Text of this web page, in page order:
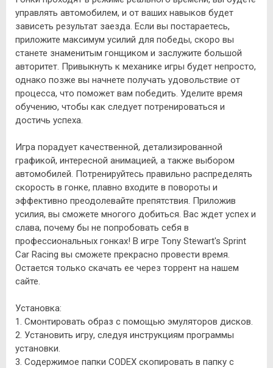
управлять автомобилем, и от ваших навыков будет
зависеть результат заезда. Если вы постараетесь,
приложите максимум усилий для победы, скоро вы
станете знаменитым гонщиком и заслужите большой
авторитет. Привыкнуть к механике игры будет непросто,
однако позже вы начнете получать удовольствие от
процесса, что поможет вам победить. Уделите время
обучению, чтобы как следует потренироваться и
достичь успеха.
Игра порадует качественной, детализированной
графикой, интересной анимацией, а также выбором
автомобилей. Потренируйтесь правильно распределять
скорость в гонке, плавно входите в повороты и
эффективно преодолевайте препятствия. Приложив
усилия, вы сможете многого добиться. Вас ждет успех и
слава, почему бы не попробовать себя в
профессиональных гонках! В игре Tony Stewart's Sprint
Car Racing вы сможете прекрасно провести время.
Остается только скачать ее через торрент на нашем
сайте.
Установка:
1. Смонтировать образ с помощью эмуляторов дисков.
2. Установить игру, следуя инструкциям программы
установки.
3. Содержимое папки CODEX скопировать в папку с